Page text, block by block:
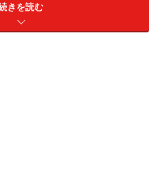
きを読む